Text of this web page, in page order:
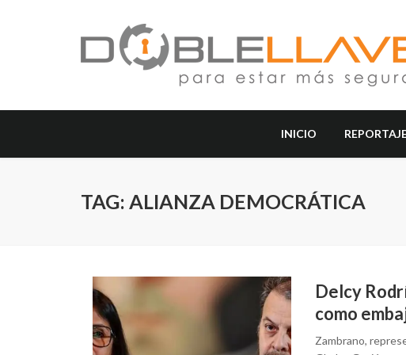
INICIO
TAG: ALIANZA DEMOCRÁTICA
Delcy
como
Zambrano,